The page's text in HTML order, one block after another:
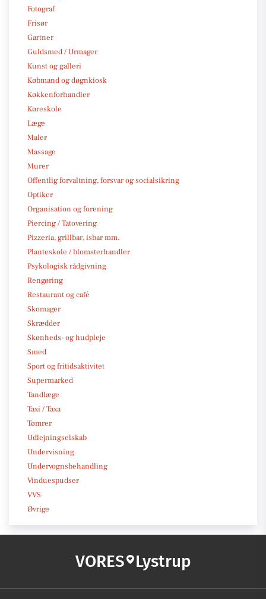
Fotograf
Frisør
Gartner
Guldsmed / Urmager
Kunst og galleri
Købmand og døgnkiosk
Køkkenforhandler
Køreskole
Læge
Maler
Massage
Murer
Offentlig forvaltning, forsvar og socialsikring
Optiker
Organisation og forening
Piercing / Tatovering
Pizzeria, grillbar, isbar mm.
Planteskole / blomsterhandler
Psykologisk rådgivning
Rengøring
Restaurant og café
Skomager
Skrædder
Skønheds- og hudpleje
Smed
Sport og fritidsaktivitet
Supermarked
Tandlæge
Taxi / Taxa
Tømrer
Udlejningselskab
Undervisning
Undervognsbehandling
Vinduespudser
VVS
Øvrige
VORES Lystrup